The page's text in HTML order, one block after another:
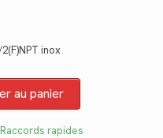
:
inox
au panier
rapides